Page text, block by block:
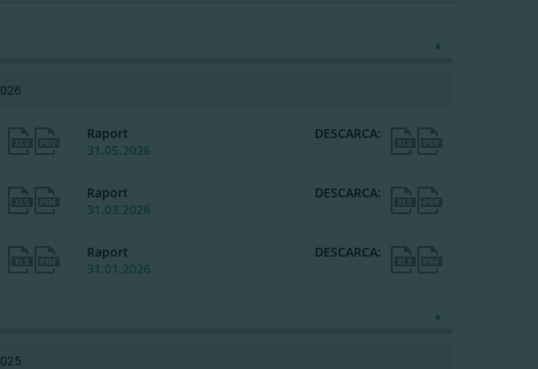
Raport
31.05.2026
DESCARCA:
Raport
31.03.2026
DESCARCA:
Raport
31.01.2026
DESCARCA: